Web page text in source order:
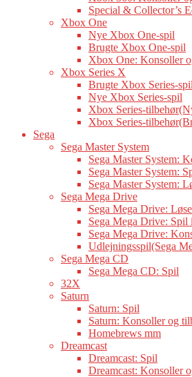
Special & Collector’s
Xbox One
Nye Xbox One-spil
Brugte Xbox One-spil
Xbox One: Konsoller
Xbox Series X
Brugte Xbox Series-spil
Nye Xbox Series-spil
Xbox Series-
Xbox Series-
Sega
Sega Master System
Sega Master System:
Sega Master System:
Sega Master System:
Sega Mega Drive
Sega Mega Drive:
Sega Mega Drive: Spil
Sega Mega Drive:
Udlejningsspil(Sega
Sega Mega CD
Sega Mega CD: Spil
32X
Saturn
Saturn: Spil
Saturn: Konsoller og
Homebrews mm
Dreamcast
Dreamcast: Spil
Dreamcast: Konsoller